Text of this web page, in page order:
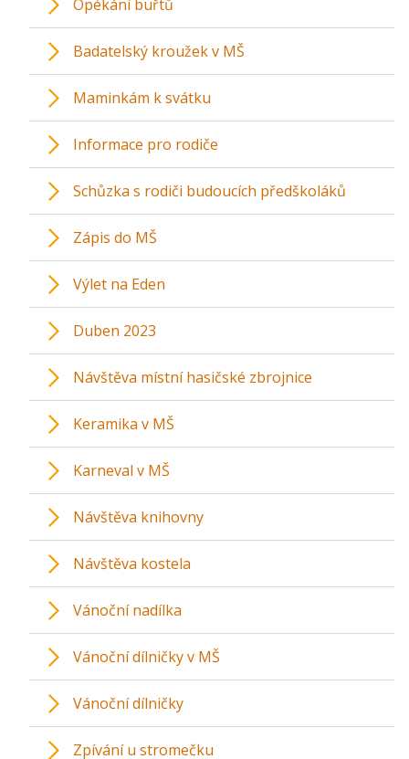
Opékání buřtů
Badatelský kroužek v MŠ
Maminkám k svátku
Informace pro rodiče
Schůzka s rodiči budoucích předškoláků
Zápis do MŠ
Výlet na Eden
Duben 2023
Návštěva místní hasičské zbrojnice
Keramika v MŠ
Karneval v MŠ
Návštěva knihovny
Návštěva kostela
Vánoční nadílka
Vánoční dílničky v MŠ
Vánoční dílničky
Zpívání u stromečku